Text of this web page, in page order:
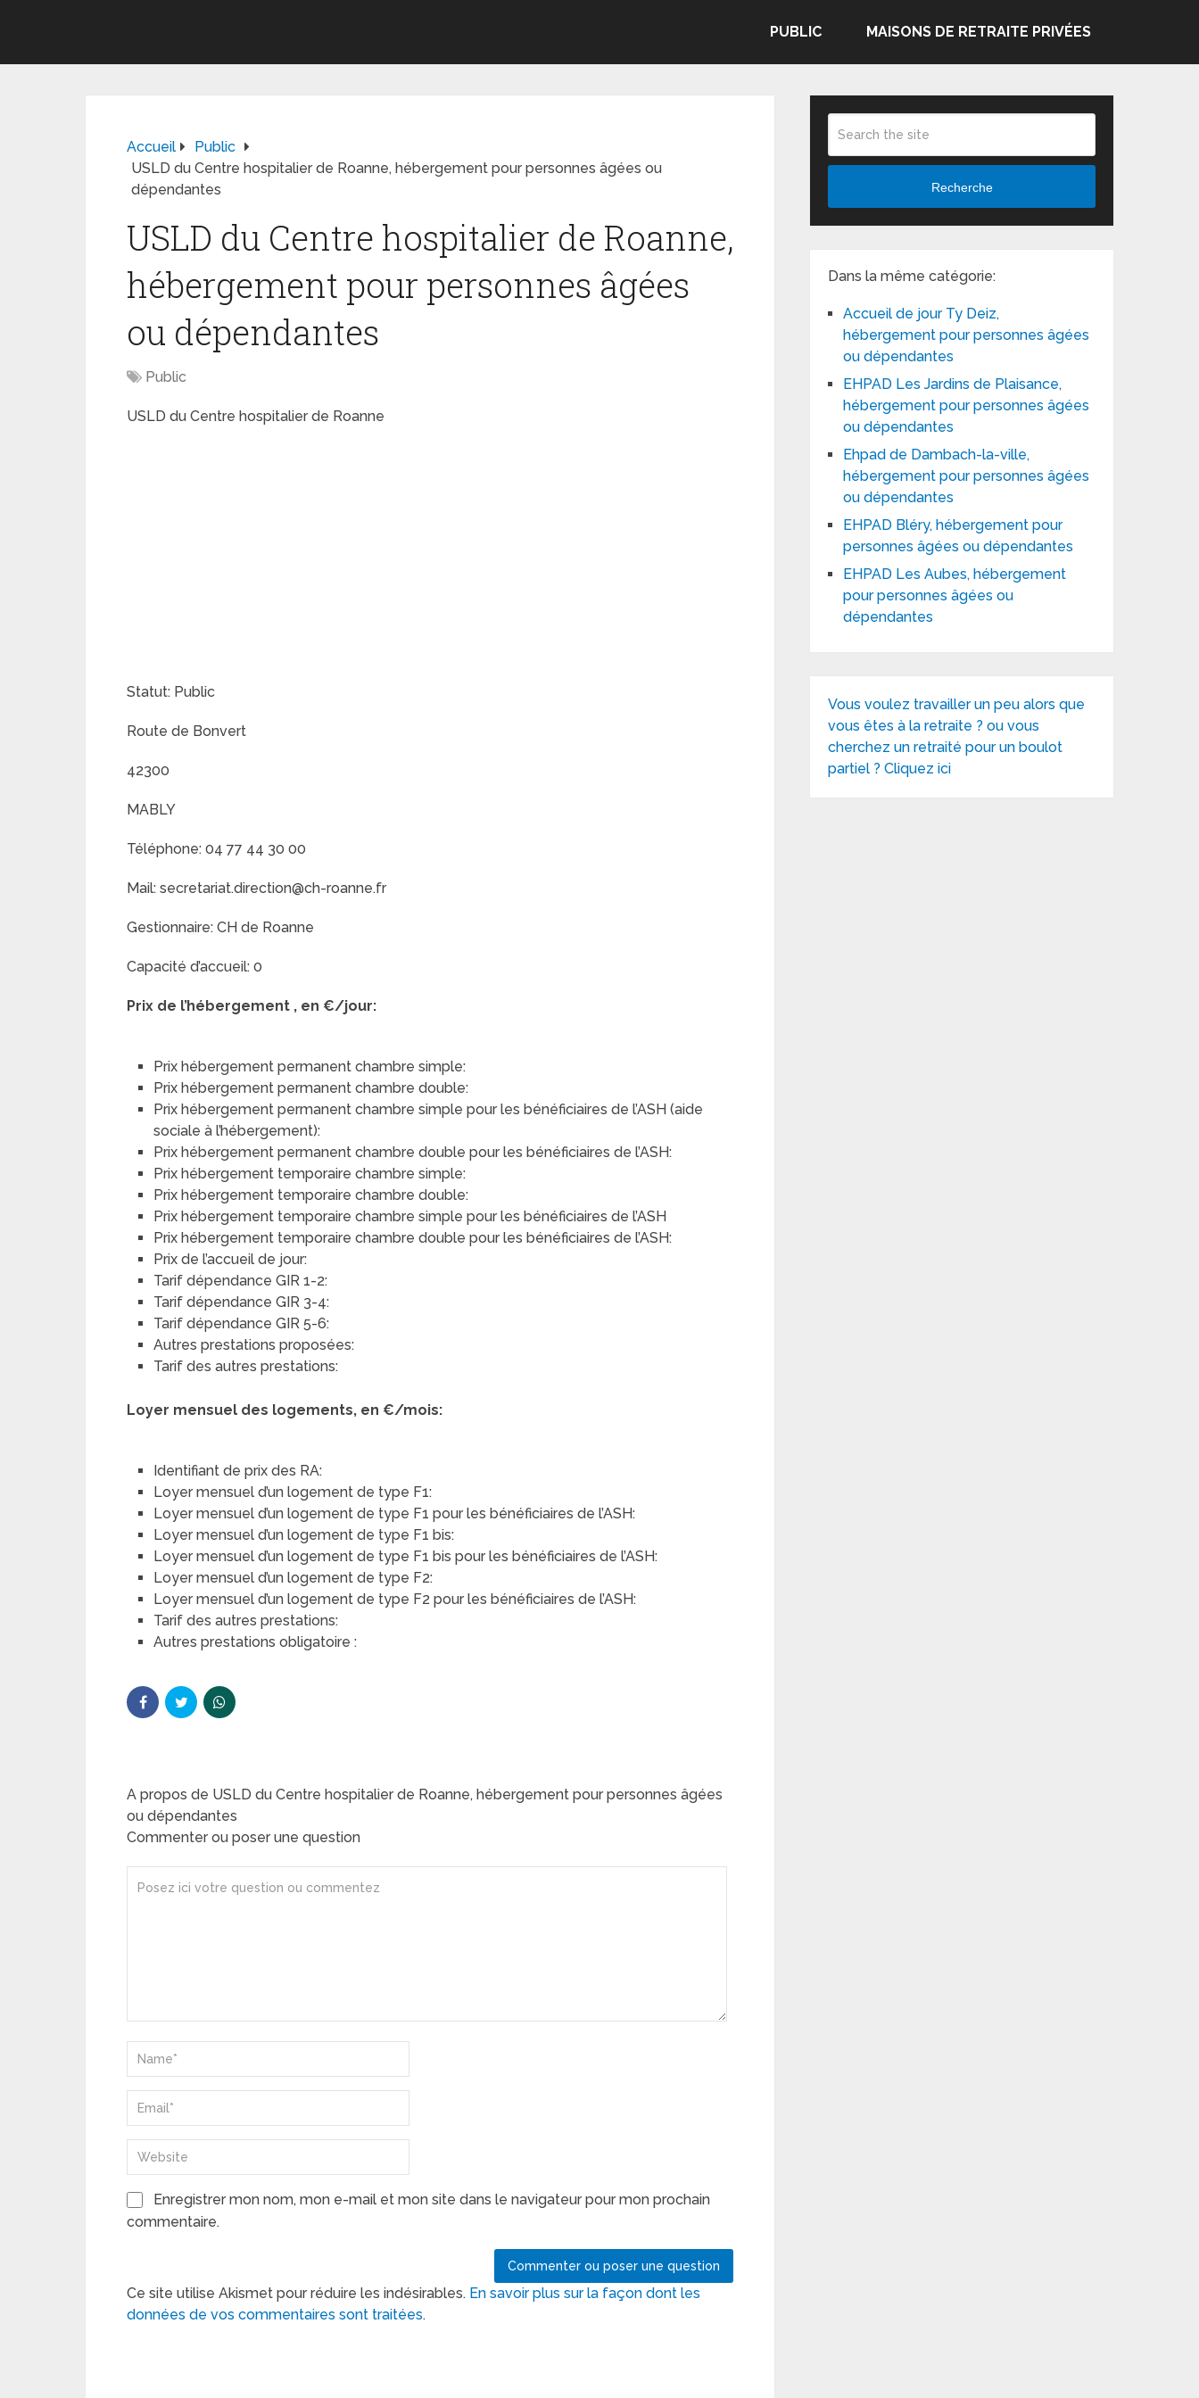
PUBLIC MAISONS DE RETRAITE PRIVÉES
Accueil
Public
USLD du Centre hospitalier de Roanne, hébergement pour personnes âgées ou
dépendantes
USLD du Centre hospitalier de Roanne,
hébergement pour personnes âgées
ou dépendantes
Public
USLD du Centre hospitalier de Roanne
Statut: Public
Route de Bonvert
42300
MABLY
Téléphone: 04 77 44 30 00
Mail: secretariat.direction@ch-roanne.fr
Gestionnaire: CH de Roanne
Capacité d’accueil: 0
Prix de l’hébergement , en €/jour:
Prix hébergement permanent chambre simple:
Prix hébergement permanent chambre double:
Prix hébergement permanent chambre simple pour les bénéficiaires de l’ASH (aide
sociale à l’hébergement):
Prix hébergement permanent chambre double pour les bénéficiaires de l’ASH:
Prix hébergement temporaire chambre simple:
Prix hébergement temporaire chambre double:
Prix hébergement temporaire chambre simple pour les bénéficiaires de l’ASH
Prix hébergement temporaire chambre double pour les bénéficiaires de l’ASH:
Prix de l’accueil de jour:
Tarif dépendance GIR 1-2:
Tarif dépendance GIR 3-4:
Tarif dépendance GIR 5-6:
Autres prestations proposées:
Tarif des autres prestations:
Loyer mensuel des logements, en €/mois:
Identifiant de prix des RA:
Loyer mensuel d’un logement de type F1:
Loyer mensuel d’un logement de type F1 pour les bénéficiaires de l’ASH:
Loyer mensuel d’un logement de type F1 bis:
Loyer mensuel d’un logement de type F1 bis pour les bénéficiaires de l’ASH:
Loyer mensuel d’un logement de type F2:
Loyer mensuel d’un logement de type F2 pour les bénéficiaires de l’ASH:
Tarif des autres prestations:
Autres prestations obligatoire :
A propos de USLD du Centre hospitalier de Roanne, hébergement pour personnes âgées
ou dépendantes
Commenter ou poser une question
Enregistrer mon nom, mon e-mail et mon site dans le navigateur pour mon prochain
commentaire.
Ce site utilise Akismet pour réduire les indésirables. En savoir plus sur la façon dont les
données de vos commentaires sont traitées.
Recherche
Dans la même catégorie:
Accueil de jour Ty Deiz,
hébergement pour personnes âgées
ou dépendantes
EHPAD Les Jardins de Plaisance,
hébergement pour personnes âgées
ou dépendantes
Ehpad de Dambach-la-ville,
hébergement pour personnes âgées
ou dépendantes
EHPAD Bléry, hébergement pour
personnes âgées ou dépendantes
EHPAD Les Aubes, hébergement
pour personnes âgées ou
dépendantes
Vous voulez travailler un peu alors que
vous êtes à la retraite ? ou vous
cherchez un retraité pour un boulot
partiel ? Cliquez ici